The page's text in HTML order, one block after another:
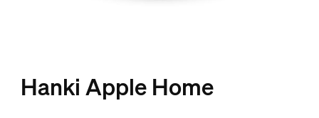
Hanki Apple Home